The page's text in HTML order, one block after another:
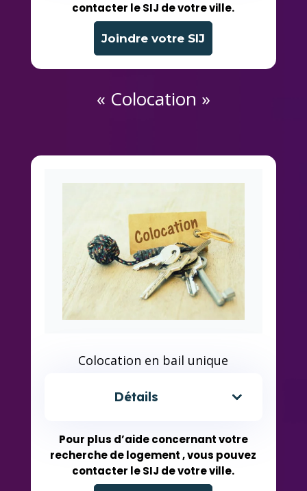
contacter le SIJ de votre ville.
Joindre votre SIJ
« Colocation »
Colocation en bail unique
Détails
Pour plus d’aide concernant votre
recherche de logement , vous pouvez
contacter le SIJ de votre ville.